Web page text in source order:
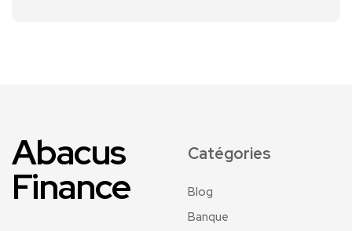
Abacus
Finance
Catégories
Blog
Banque